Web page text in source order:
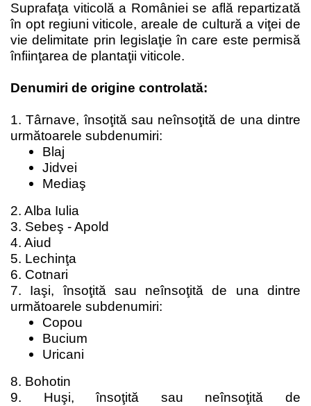
Suprafaţa viticolă a României se află repartizată
în opt regiuni viticole, areale de cultură a viţei de
vie delimitate prin legislaţie în care este permisă
înfiinţarea de plantaţii viticole.
Denumiri de origine controlată:
1. Târnave, însoţită sau neînsoţită de una dintre
următoarele subdenumiri:
Blaj
Jidvei
Mediaş
2. Alba Iulia
3. Sebeş - Apold
4. Aiud
5. Lechinţa
6. Cotnari
7. Iaşi, însoţită sau neînsoţită de una dintre
următoarele subdenumiri:
Copou
Bucium
Uricani
8. Bohotin
9. Huşi, însoţită sau neînsoţită de